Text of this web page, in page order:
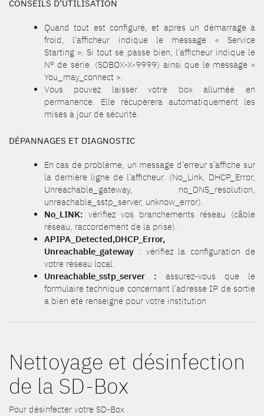
CONSEILS D’UTILISATION
Quand tout est configuré, et après un démarrage à
froid, l’afficheur indique le message « Service
Starting ». Si tout se passe bien, l’afficheur indique le
N° de série. (SDBOX-X-9999) ainsi que le message «
You_may_connect ».
Vous pouvez laisser votre box allumée en
permanence. Elle récupérera automatiquement les
mises à jour de sécurité.
DÉPANNAGES ET DIAGNOSTIC
En cas de problème, un message d’erreur s’affiche sur
la dernière ligne de l’afficheur. (No_Link, DHCP_Error,
Unreachable_gateway, no_DNS_resolution,
unreachable_sstp_server, unknow_error).
No_LINK: vérifiez vos branchements réseau (câble
réseau, raccordement de la prise).
APIPA_Detected,DHCP_Error,
Unreachable_gateway : vérifiez la configuration de
votre réseau local.
Unreachable_sstp_server : assurez-vous que le
formulaire technique concernant l’adresse IP de sortie
a bien été renseigné pour votre institution
Nettoyage et désinfection
de la SD-Box
Pour désinfecter votre SD-Box :